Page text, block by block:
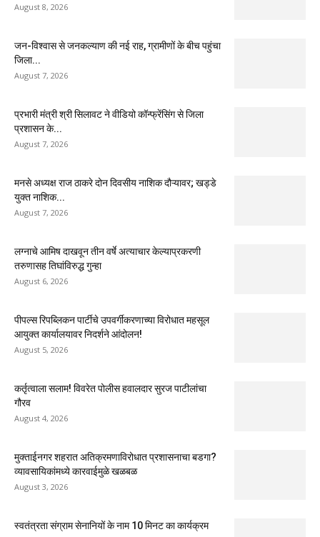
August 8, 2026
जन-विश्वास से जनकल्याण की नई राह, ग्रामीणों के बीच पहुंचा
जिला...
August 7, 2026
प्रभारी मंत्री श्री सिलावट ने वीडियो कॉन्फ्रेंसिंग से जिला
प्रशासन के...
August 7, 2026
मनसे अध्यक्ष राज ठाकरे दोन दिवसीय नाशिक दौऱ्यावर; खड्डे
युक्त नाशिक...
August 7, 2026
लग्नाचे आमिष दाखवून तीन वर्षे अत्याचार केल्याप्रकरणी
तरुणासह तिघांविरुद्ध गुन्हा
August 6, 2026
पीपल्स रिपब्लिकन पार्टीचे उपवर्गीकरणाच्या विरोधात महसूल
आयुक्त कार्यालयावर निदर्शने आंदोलन!
August 5, 2026
कर्तृत्वाला सलाम! विवरेत पोलीस हवालदार सुरज पाटीलांचा
गौरव
August 4, 2026
मुक्ताईनगर शहरात अतिक्रमणाविरोधात प्रशासनाचा बडगा?
व्यावसायिकांमध्ये कारवाईमुळे खळबळ
August 3, 2026
स्वतंत्रता संग्राम सेनानियों के नाम 10 मिनट का कार्यक्रम